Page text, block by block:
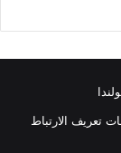
تعريف الارتباط